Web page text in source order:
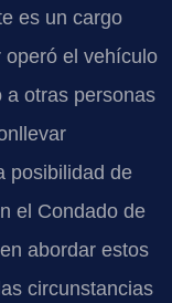
es un cargo
operó el vehículo
a otras personas
posibilidad de
el Condado de
abordar estos
circunstancias